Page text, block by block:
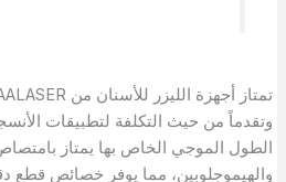
وتقدماً من حيث التكلفة لتطبيقات
الطول الموجي الخاص بها يمتاز
والهيموجلوبين، مما يوفر خصائص قطع